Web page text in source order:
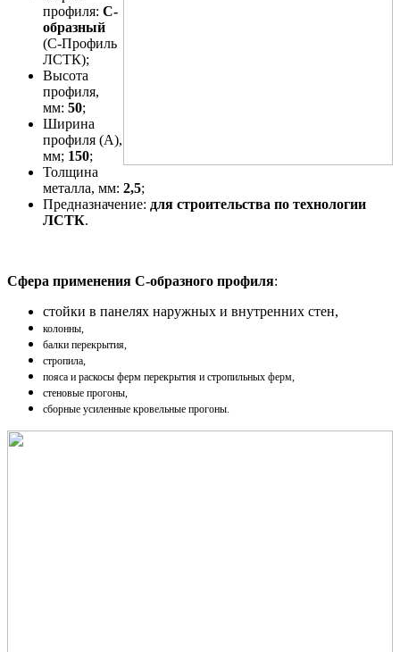
профиля: С-
образный
(С-Профиль
ЛСТК);
Высота
профиля,
мм: 50;
Ширина
профиля (A),
мм; 150;
Толщина
металла, мм: 2,5;
Предназначение: для строительства по технологии
ЛСТК.
Сфера применения С-образного профиля:
стойки в панелях наружных и внутренних стен,
колонны,
балки перекрытия,
стропила,
пояса и раскосы ферм перекрытия и стропильных ферм,
стеновые прогоны,
сборные усиленные кровельные прогоны.